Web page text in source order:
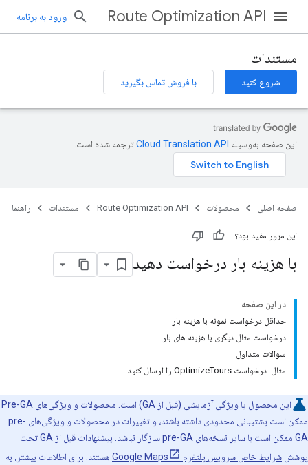
Route Optimization API ورود به برنامه
مستندات
شروع کنید با فروش تماس بگیرید
این صفحه به‌وسیله ترجمه شده است.
صفحه اصلی محصولات Route Optimization API مستندات راهنما
این مرور مفید بود؟
با هزینه بار درخواست دهید
در این صفحه
حداقل درخواست نمونه با هزینه بار
درخواست مثال دیگری با هزینه های بار
سوالات متداول
مثال: درخواست OptimizeTours را ارسال کنید
این محصول یا ویژگی آزمایشی (قبل از GA) است. محصولات و ویژگی‌های Pre-GA
ممکن است پشتیبانی محدودی داشته باشند، و تغییرات در محصولات و ویژگی‌های pre-
GA ممکن است با سایر نسخه‌های pre-GA سازگار نباشد. پیشنهادات قبل از GA تحت
پوشش شرایط خاص سرویس پلتفرم Google Maps
هستند. برای اطلاعات بیشتر، به